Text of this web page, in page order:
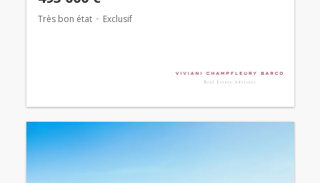
Très bon état Exclusif